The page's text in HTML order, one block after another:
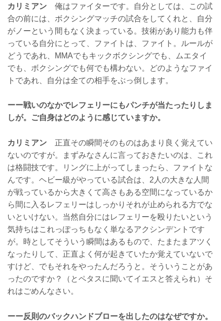
カリミアン 俺はファイターです。自分としては、この試
合の前には、ボクシングマッチの試合をしてくれと、自分
がノーという間もなく決まっている。技術があり能力も伴
っている自分にとって、ファイトは、ファイト。ルールが
どうであれ、MMAでもキックボクシングでも、ムエタイ
でも、ボクシングでも何でも構わない。どのようなファイ
トであれ、自分は全ての相手をぶっ倒します。
ーー戦いのなかでレフェリーにもパンチが当たったりしま
しが。ご自身はどのように感じていますか。
カリミアン 正直その瞬間そのものはあまり良く覚えてい
ないのですが。まずみなさんに言っておきたいのは、これ
は格闘技です。リングに上がってしまったら、ファイトな
んです。ヘビー級がやっている試合は、2人の大きな人間
が戦っているから大きくて高さもある空間になっているか
ら間に入るレフェリーはしっかりそれが止められる方でな
いといけない。当然自分にはレフェリーを殴りたいという
気持ちはこれっぽっちもなく単なるアクシンデントです
が。時としてそういう瞬間はあるもので、たまたまアツく
なったりして、正直よく何が起きていたか覚えていないで
すけど、でもそれをやったんだろうと。そういうことがあ
ったのですか？（とペタスに聞いてイエスと答えられ）そ
れはごめんなさい。
ーー反則のバックハンドブローを出したのはなぜですか。